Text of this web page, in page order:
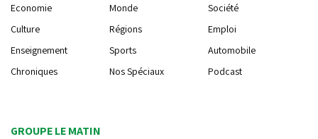
Economie
Monde
Société
Culture
Régions
Emploi
Enseignement
Sports
Automobile
Chroniques
Nos Spéciaux Podcast
GROUPE LE MATIN